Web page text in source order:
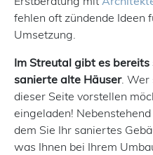
fehlen oft zündende Ideen
Umsetzung.
Im Streutal gibt es bereits
sanierte alte Häuser. Wer
dieser Seite vorstellen
eingeladen!
dem Sie Ihr saniertes
was Ihnen bei Ihrem